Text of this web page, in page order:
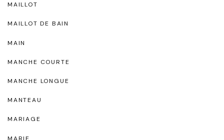
MAILLOT
MAILLOT DE BAIN
MAIN
MANCHE COURTE
MANCHE LONGUE
MANTEAU
MARIAGE
MARIE